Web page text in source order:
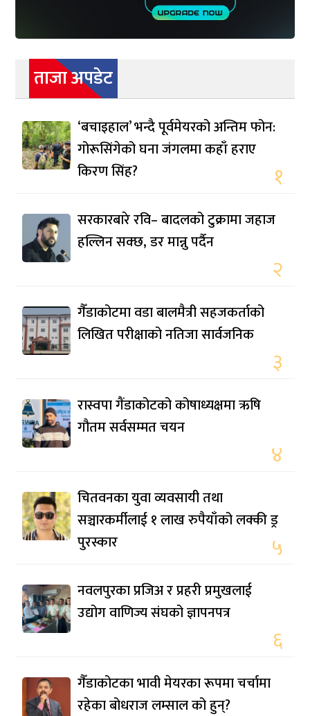
ताजा अपडेट
‘बचाइहाल’ भन्दै पूर्वमेयरको अन्तिम फोन:
गोरूसिंगेको घना जंगलमा कहाँ हराए
किरण सिंह?
१
सरकारबारे रवि– बादलको टुक्रामा जहाज
हल्लिन सक्छ, डर मान्नु पर्दैन
२
गैँडाकोटमा वडा बालमैत्री सहजकर्ताको
लिखित परीक्षाको नतिजा सार्वजनिक
३
रास्वपा गैंडाकोटको कोषाध्यक्षमा ऋषि
गौतम सर्वसम्मत चयन
४
चितवनका युवा व्यवसायी तथा
सञ्चारकर्मीलाई १ लाख रुपैयाँको लक्की ड्र
पुरस्कार
५
नवलपुरका प्रजिअ र प्रहरी प्रमुखलाई
उद्योग वाणिज्य संघको ज्ञापनपत्र
६
गैँडाकोटका भावी मेयरका रूपमा चर्चामा
रहेका बोधराज लम्साल को हुन्?